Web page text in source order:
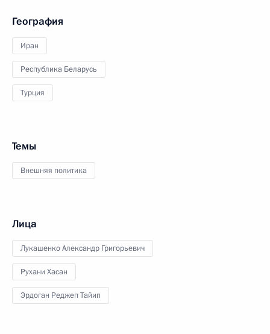
География
Иран
Республика Беларусь
Турция
Темы
Внешняя политика
Лица
Лукашенко Александр Григорьевич
Рухани Хасан
Эрдоган Реджеп Тайип